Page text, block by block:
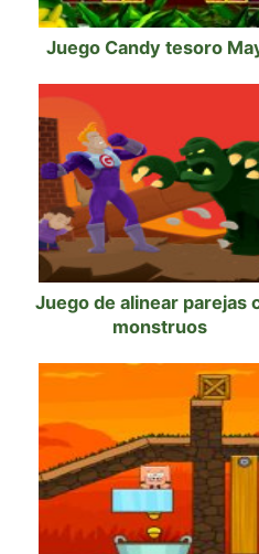
Juego Candy tesoro
Juego de alinear parejas
monstruos